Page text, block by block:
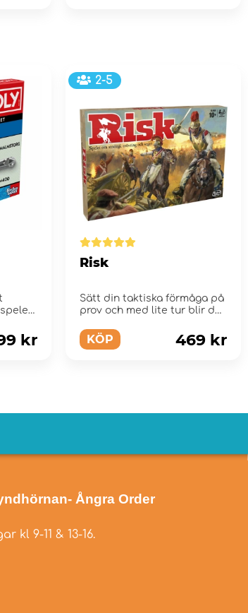
kr
2-5
Risk
Sätt din taktiska förmåga på
prov och med lite tur blir du
KÖP 469 kr
- Ångra Order
kl 9-11 & 13-16.